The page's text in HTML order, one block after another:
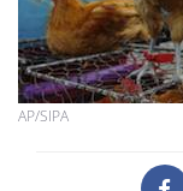
AP/SIPA